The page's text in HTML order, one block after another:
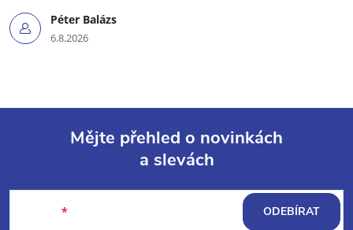
Péter Balázs
6.8.2026
Mějte přehled o novinkách
a slevách
ODEBÍRAT